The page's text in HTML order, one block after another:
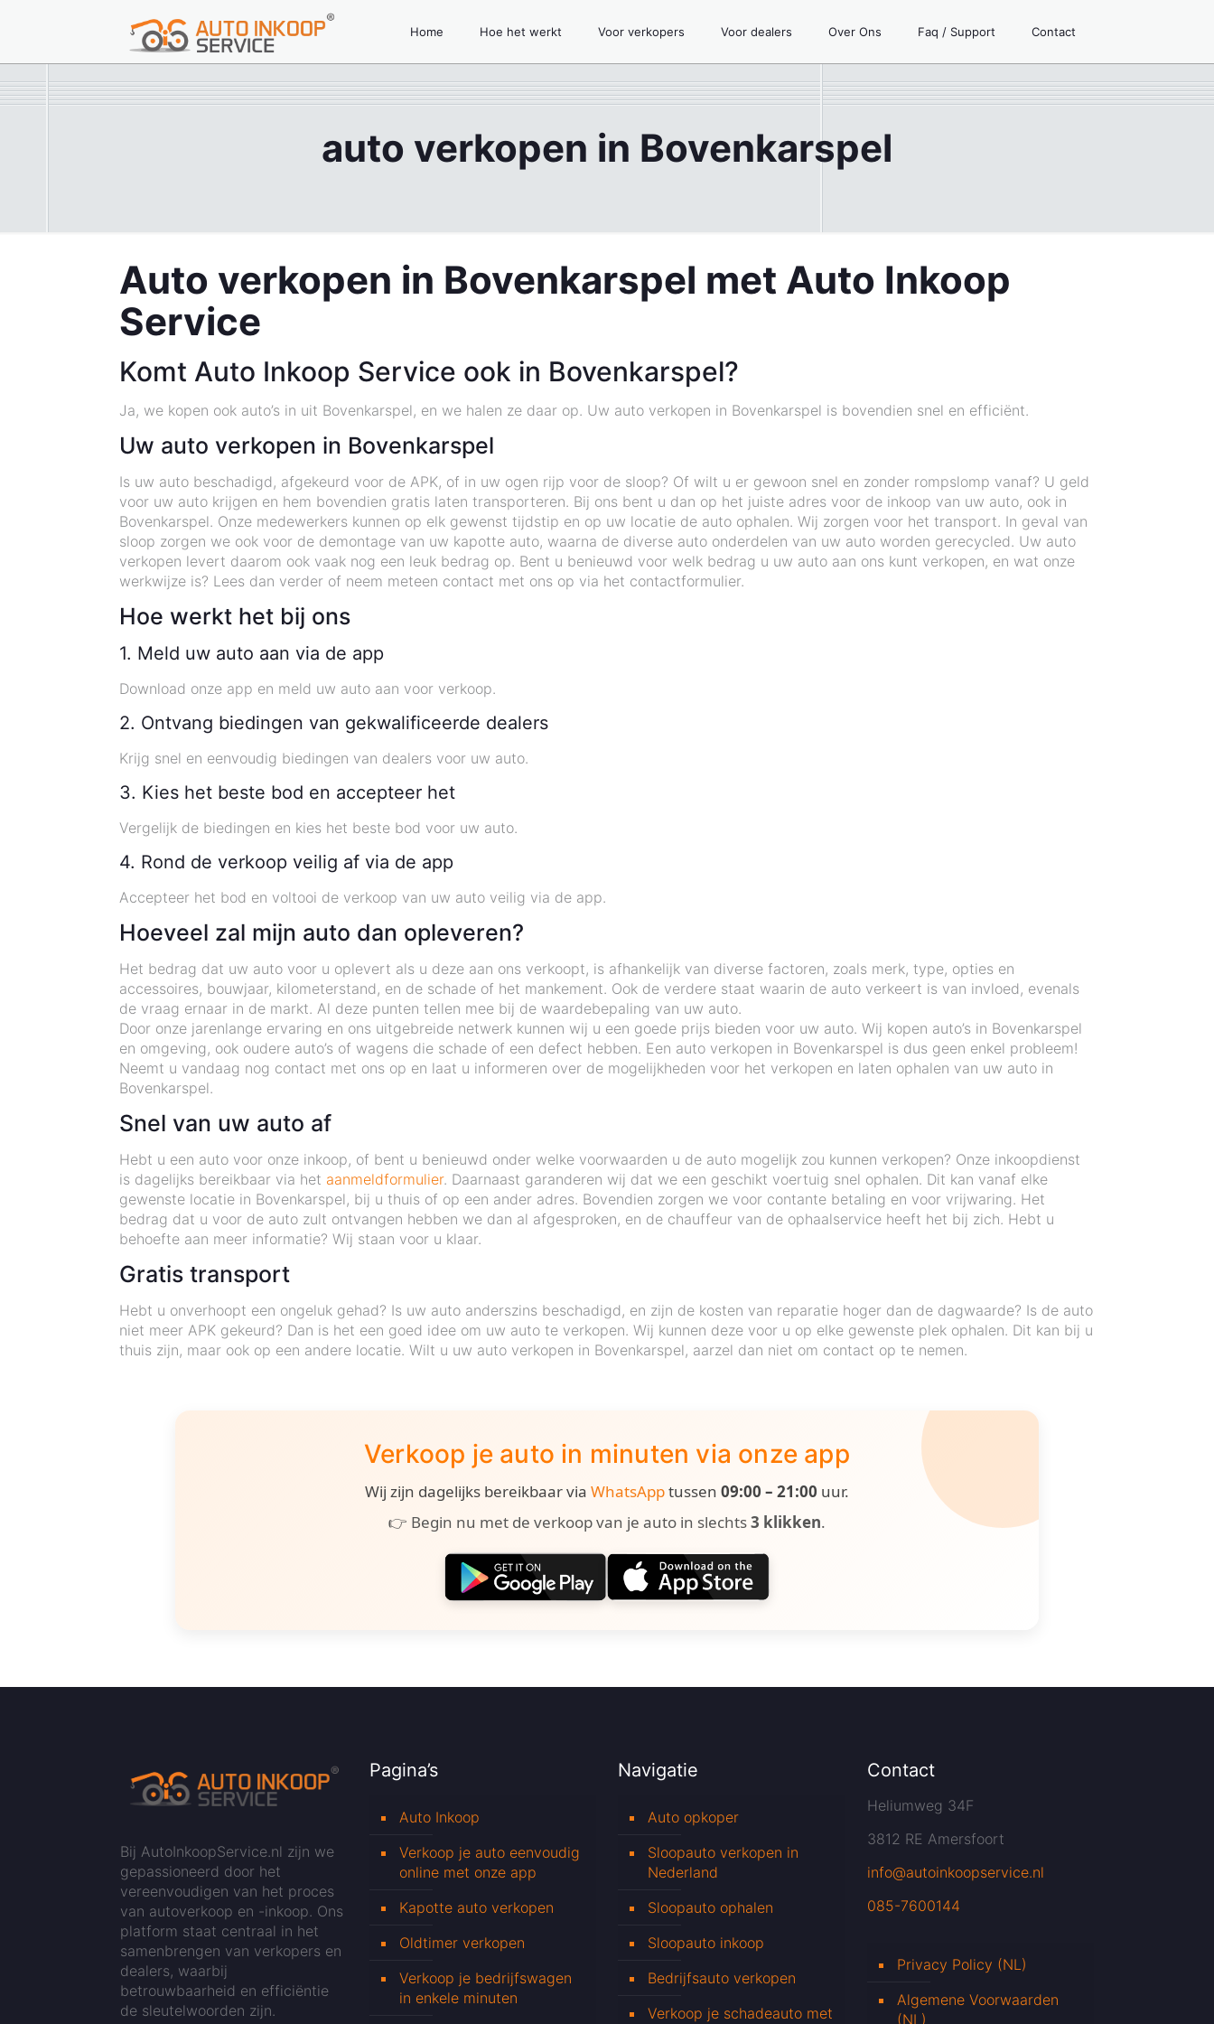
Home Hoe het werkt Voor verkopers Voor dealers Over Ons Faq / Support Contact
auto verkopen in Bovenkarspel
Auto verkopen in Bovenkarspel met Auto Inkoop
Service
Komt Auto Inkoop Service ook in Bovenkarspel?
Ja, we kopen ook auto’s in uit Bovenkarspel, en we halen ze daar op. Uw auto verkopen in Bovenkarspel is bovendien snel en efficiënt.
Uw auto verkopen in Bovenkarspel
Is uw auto beschadigd, afgekeurd voor de APK, of in uw ogen rijp voor de sloop? Of wilt u er gewoon snel en zonder rompslomp vanaf? U geld
voor uw auto krijgen en hem bovendien gratis laten transporteren. Bij ons bent u dan op het juiste adres voor de inkoop van uw auto, ook in
Bovenkarspel. Onze medewerkers kunnen op elk gewenst tijdstip en op uw locatie de auto ophalen. Wij zorgen voor het transport. In geval van
sloop zorgen we ook voor de demontage van uw kapotte auto, waarna de diverse auto onderdelen van uw auto worden gerecycled. Uw auto
verkopen levert daarom ook vaak nog een leuk bedrag op. Bent u benieuwd voor welk bedrag u uw auto aan ons kunt verkopen, en wat onze
werkwijze is? Lees dan verder of neem meteen contact met ons op via het contactformulier.
Hoe werkt het bij ons
1. Meld uw auto aan via de app
Download onze app en meld uw auto aan voor verkoop.
2. Ontvang biedingen van gekwalificeerde dealers
Krijg snel en eenvoudig biedingen van dealers voor uw auto.
3. Kies het beste bod en accepteer het
Vergelijk de biedingen en kies het beste bod voor uw auto.
4. Rond de verkoop veilig af via de app
Accepteer het bod en voltooi de verkoop van uw auto veilig via de app.
Hoeveel zal mijn auto dan opleveren?
Het bedrag dat uw auto voor u oplevert als u deze aan ons verkoopt, is afhankelijk van diverse factoren, zoals merk, type, opties en
accessoires, bouwjaar, kilometerstand, en de schade of het mankement. Ook de verdere staat waarin de auto verkeert is van invloed, evenals
de vraag ernaar in de markt. Al deze punten tellen mee bij de waardebepaling van uw auto.
Door onze jarenlange ervaring en ons uitgebreide netwerk kunnen wij u een goede prijs bieden voor uw auto. Wij kopen auto’s in Bovenkarspel
en omgeving, ook oudere auto’s of wagens die schade of een defect hebben. Een auto verkopen in Bovenkarspel is dus geen enkel probleem!
Neemt u vandaag nog contact met ons op en laat u informeren over de mogelijkheden voor het verkopen en laten ophalen van uw auto in
Bovenkarspel.
Snel van uw auto af
Hebt u een auto voor onze inkoop, of bent u benieuwd onder welke voorwaarden u de auto mogelijk zou kunnen verkopen? Onze inkoopdienst
is dagelijks bereikbaar via het aanmeldformulier. Daarnaast garanderen wij dat we een geschikt voertuig snel ophalen. Dit kan vanaf elke
gewenste locatie in Bovenkarspel, bij u thuis of op een ander adres. Bovendien zorgen we voor contante betaling en voor vrijwaring. Het
bedrag dat u voor de auto zult ontvangen hebben we dan al afgesproken, en de chauffeur van de ophaalservice heeft het bij zich. Hebt u
behoefte aan meer informatie? Wij staan voor u klaar.
Gratis transport
Hebt u onverhoopt een ongeluk gehad? Is uw auto anderszins beschadigd, en zijn de kosten van reparatie hoger dan de dagwaarde? Is de auto
niet meer APK gekeurd? Dan is het een goed idee om uw auto te verkopen. Wij kunnen deze voor u op elke gewenste plek ophalen. Dit kan bij u
thuis zijn, maar ook op een andere locatie. Wilt u uw auto verkopen in Bovenkarspel, aarzel dan niet om contact op te nemen.
Verkoop je auto in minuten via onze app
Wij zijn dagelijks bereikbaar via WhatsApptussen 09:00 – 21:00 uur.
👉 Begin nu met de verkoop van je auto in slechts3 klikken.
Bij AutoInkoopService.nl zijn we
gepassioneerd door het
vereenvoudigen van het proces
van autoverkoop en -inkoop. Ons
platform staat centraal in het
samenbrengen van verkopers en
dealers, waarbij
betrouwbaarheid en efficiëntie
de sleutelwoorden zijn.
Pagina’s
Auto Inkoop
Verkoop je auto eenvoudig
online met onze app
Kapotte auto verkopen
Oldtimer verkopen
Verkoop je bedrijfswagen
in enkele minuten
Navigatie
Auto opkoper
Sloopauto verkopen in
Nederland
Sloopauto ophalen
Sloopauto inkoop
Bedrijfsauto verkopen
Verkoop je schadeauto met
Contact
Heliumweg 34F
3812 RE Amersfoort
info@autoinkoopservice.nl
085-7600144
Privacy Policy (NL)
Algemene Voorwaarden
(NL)